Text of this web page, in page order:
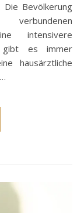
Die Bevölkerung
intensivere
gibt es immer
hausärztliche